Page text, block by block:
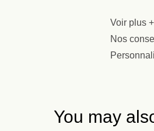
Voir plus +
Nos
You may